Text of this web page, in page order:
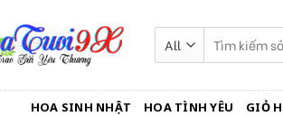
kiếm:
HOA SINH NHẬT HOA TÌNH YÊU GIỎ